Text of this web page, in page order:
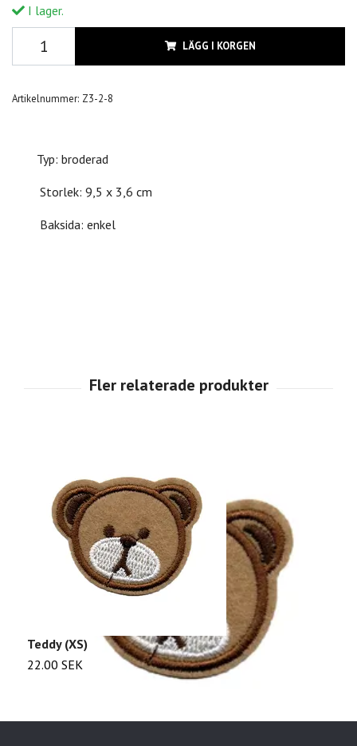
I lager.
LÄGG I KORGEN
Artikelnummer: Z3-2-8
Typ: broderad
Storlek: 9,5 x 3,6 cm
Baksida: enkel
Teddy (XS)
22.00 SEK